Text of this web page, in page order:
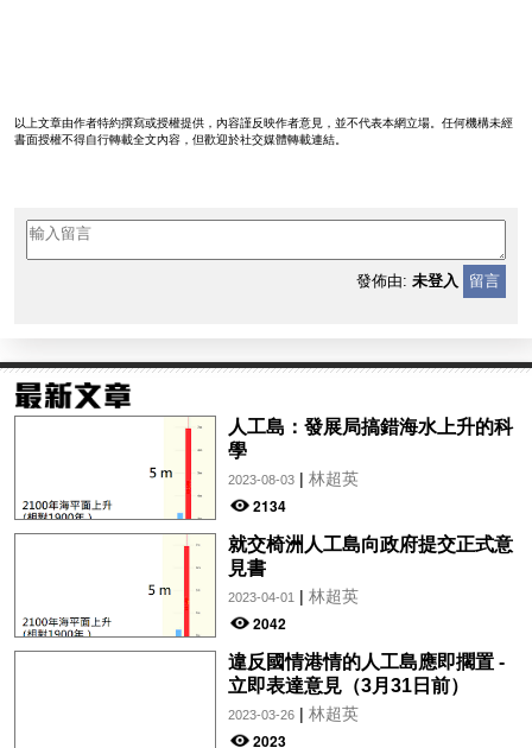
以上文章由作者特約撰寫或授權提供，內容謹反映作者意見，並不代表本網立場。任何機構未經
書面授權不得自行轉載全文內容，但歡迎於社交媒體轉載連結。
發佈由: 未登入 留言
人工島：發展局搞錯海水上升的科
學
2023-08-03| 林超英
2134
就交椅洲人工島向政府提交正式意
見書
2023-04-01| 林超英
2042
違反國情港情的人工島應即擱置 -
立即表達意見（3月31日前）
2023-03-26| 林超英
2023